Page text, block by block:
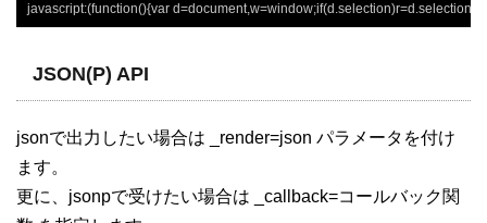
javascript:(function(){var
JSON(P) API
jsonで出力したい場合は _render=json パラメータを付け
ます。
更に、jsonpで受けたい場合は _callback=コールバック関